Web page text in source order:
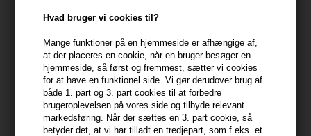
Hvad bruger vi cookies til?
Mange funktioner på en hjemmeside er afhængige af,
at der placeres en cookie, når en bruger besøger en
hjemmeside, så først og fremmest, sætter vi cookies
for at have en funktionel side. Vi gør derudover brug af
både 1. part og 3. part cookies til at forbedre
brugeroplevelsen på vores side og tilbyde relevant
markedsføring. Når der sættes en 3. part cookie, så
betyder det, at vi har tilladt en tredjepart, som f.eks. et
Egenskaber
- Øger hårets volumen effektivt
- Giver en strålende glans
- Indeholder nærende bambusekstrakt og vitamin B5
- Styrker hårets struktur
- Velegnet til fint hår